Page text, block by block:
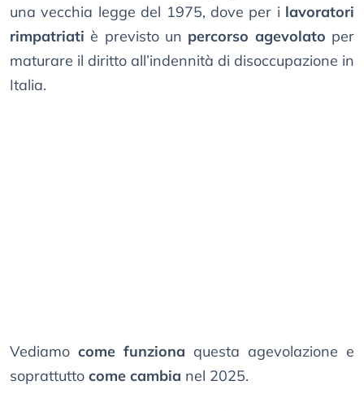
una vecchia legge del 1975, dove per i lavoratori
rimpatriati è previsto un percorso agevolato per
maturare il diritto all’indennità di disoccupazione in
Italia.
Vediamo come funziona questa agevolazione e
soprattutto come cambia nel 2025.